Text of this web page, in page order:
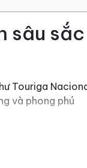
sâu
Touriga
và phong phú
vị đa dạng
hạt khô, hương